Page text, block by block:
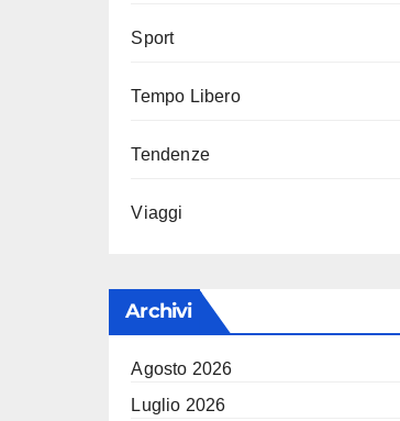
Sport
Tempo Libero
Tendenze
Viaggi
Archivi
Agosto 2026
Luglio 2026